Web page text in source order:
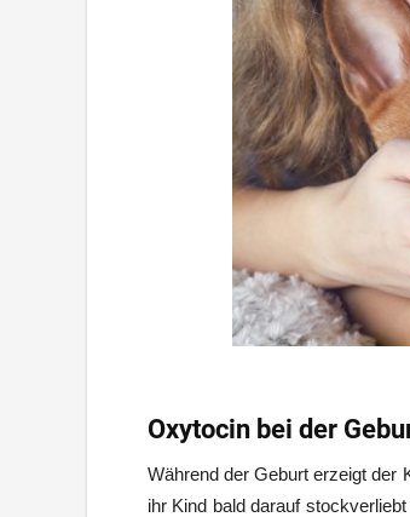
Oxytocin bei der
Während der Geburt erzeigt der
ihr Kind bald darauf